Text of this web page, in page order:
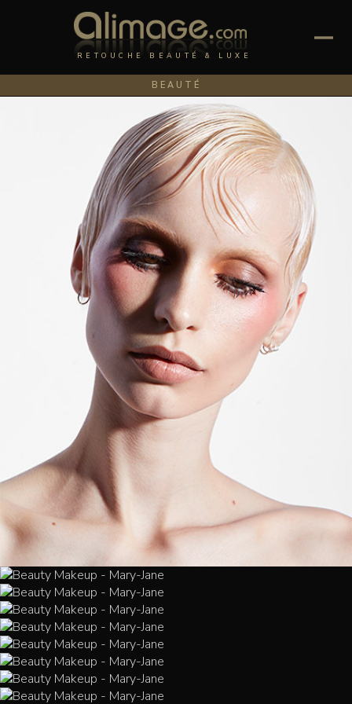
RETOUCHE BEAUTÉ & LUXE
BEAUTÉ